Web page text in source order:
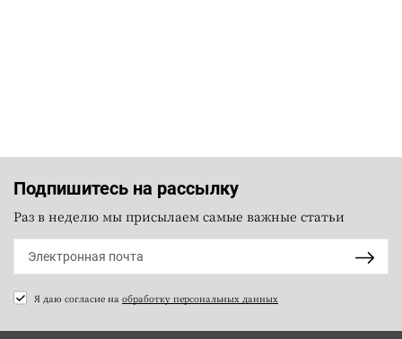
Подпишитесь на рассылку
Раз в неделю мы присылаем самые важные статьи
Я даю согласие на обработку персональных данных